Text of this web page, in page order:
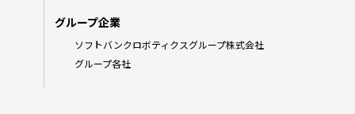
グループ企業
ソフトバンクロボティクスグループ株式会社
グループ各社